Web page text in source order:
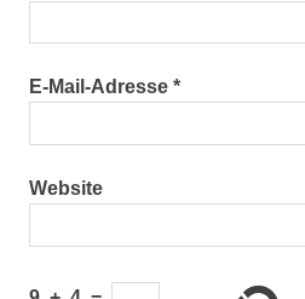
E-Mail-Adresse *
Website